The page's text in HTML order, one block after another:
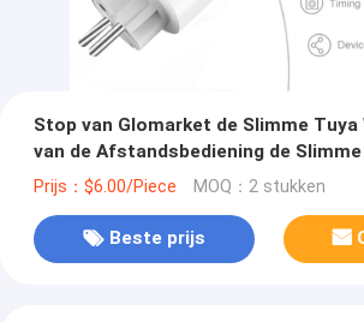
Stop van Glomarket de Slimme Tuya
van de Afstandsbediening de
Prijs：$6.00/Piece MOQ：2 stukken
Beste prijs